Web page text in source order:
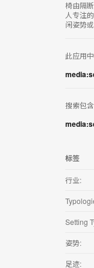
用
椅由隔
人专注
闲姿势
此应用
搜索包
标签
行业:
Setting
姿势:
足迹: